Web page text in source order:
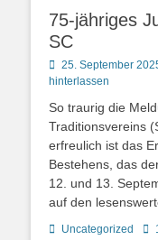
75-jähriges
SC
Posted
on
25. September
hinterlassen
So traurig die
Traditionsvereins
erfreulich ist das
Bestehens, das
12. und 13.
auf den
Kategorien
Uncategorized